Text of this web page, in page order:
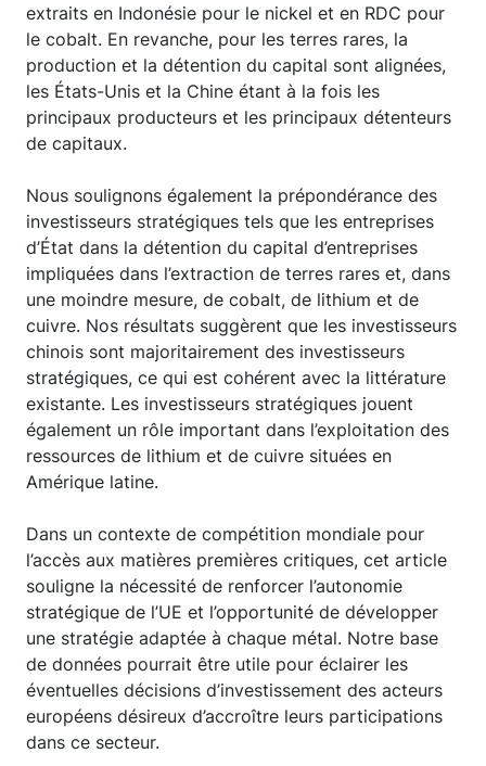
extraits en Indonésie pour le nickel et en RDC pour
le cobalt. En revanche, pour les terres rares, la
production et la détention du capital sont alignées,
les États-Unis et la Chine étant à la fois les
principaux producteurs et les principaux détenteurs
de capitaux.
Nous soulignons également la prépondérance des
investisseurs stratégiques tels que les entreprises
d’État dans la détention du capital d’entreprises
impliquées dans l’extraction de terres rares et, dans
une moindre mesure, de cobalt, de lithium et de
cuivre. Nos résultats suggèrent que les investisseurs
chinois sont majoritairement des investisseurs
stratégiques, ce qui est cohérent avec la littérature
existante. Les investisseurs stratégiques jouent
également un rôle important dans l’exploitation des
ressources de lithium et de cuivre situées en
Amérique latine.
Dans un contexte de compétition mondiale pour
l’accès aux matières premières critiques, cet article
souligne la nécessité de renforcer l’autonomie
stratégique de l’UE et l’opportunité de développer
une stratégie adaptée à chaque métal. Notre base
de données pourrait être utile pour éclairer les
éventuelles décisions d’investissement des acteurs
européens désireux d’accroître leurs participations
dans ce secteur.